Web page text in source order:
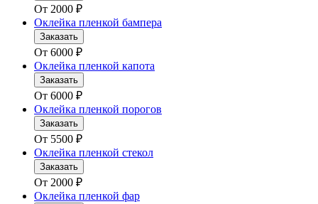
От 2000 ₽
Оклейка пленкой бампера
Заказать
От 6000 ₽
Оклейка пленкой капота
Заказать
От 6000 ₽
Оклейка пленкой порогов
Заказать
От 5500 ₽
Оклейка пленкой стекол
Заказать
От 2000 ₽
Оклейка пленкой фар